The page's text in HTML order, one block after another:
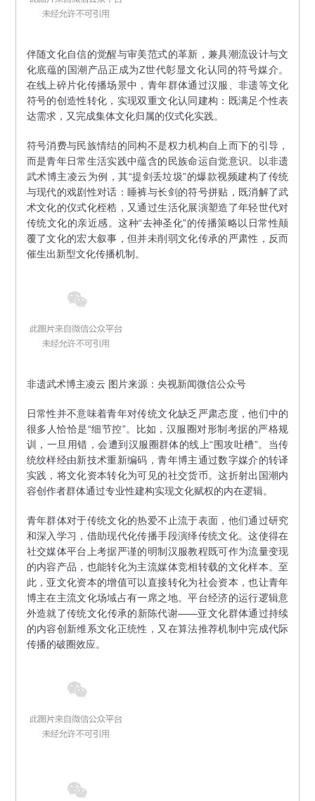
伴随文化自信的觉醒与审美范式的革新，兼具潮流设计与文
化底蕴的国潮产品正成为Z世代彰显文化认同的符号媒介。
在线上碎片化传播场景中，青年群体通过汉服、非遗等文化
符号的创造性转化，实现双重文化认同建构：既满足个性表
达需求，又完成集体文化归属的仪式化实践。
符号消费与民族情结的同构不是权力机构自上而下的引导，
而是青年日常生活实践中蕴含的民族命运自觉意识。以非遗
武术博主凌云为例，其“提剑丢垃圾”的爆款视频建构了传统
与现代的戏剧性对话：睡裤与长剑的符号拼贴，既消解了武
术文化的仪式化桎梏，又通过生活化展演塑造了年轻世代对
传统文化的亲近感。这种“去神圣化”的传播策略以日常性颠
覆了文化的宏大叙事，但并未削弱文化传承的严肃性，反而
催生出新型文化传播机制。
非遗武术博主凌云 图片来源：央视新闻微信公众号
日常性并不意味着青年对传统文化缺乏严肃态度，他们中的
很多人恰恰是“细节控”。比如，汉服圈对形制考据的严格规
训，一旦用错，会遭到汉服圈群体的线上“围攻吐槽”。当传
统纹样经由新技术重新编码，青年博主通过数字媒介的转译
实践，将文化资本转化为可见的社交货币。这折射出国潮内
容创作者群体通过专业性建构实现文化赋权的内在逻辑。
青年群体对于传统文化的热爱不止流于表面，他们通过研究
和深入学习，借助现代化传播手段演绎传统文化。这使得在
社交媒体平台上考据严谨的明制汉服教程既可作为流量变现
的内容产品，也能转化为主流媒体竞相转载的文化样本。至
此，亚文化资本的增值可以直接转化为社会资本，也让青年
博主在主流文化场域占有一席之地。平台经济的运行逻辑意
外造就了传统文化传承的新陈代谢——亚文化群体通过持续
的内容创新维系文化正统性，又在算法推荐机制中完成代际
传播的破圈效应。